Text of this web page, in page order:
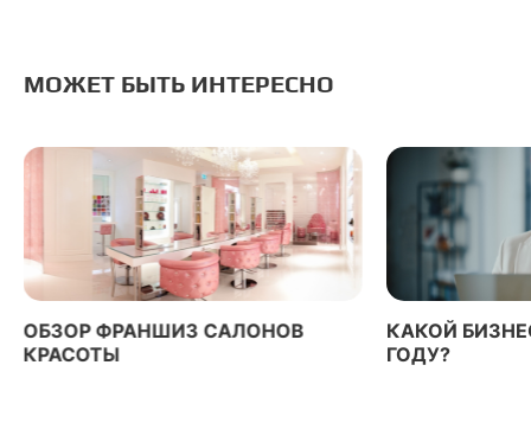
МОЖЕТ БЫТЬ ИНТЕРЕСНО
ОБЗОР ФРАНШИЗ САЛОНОВ
КРАСОТЫ
КАКОЙ
ГОДУ?